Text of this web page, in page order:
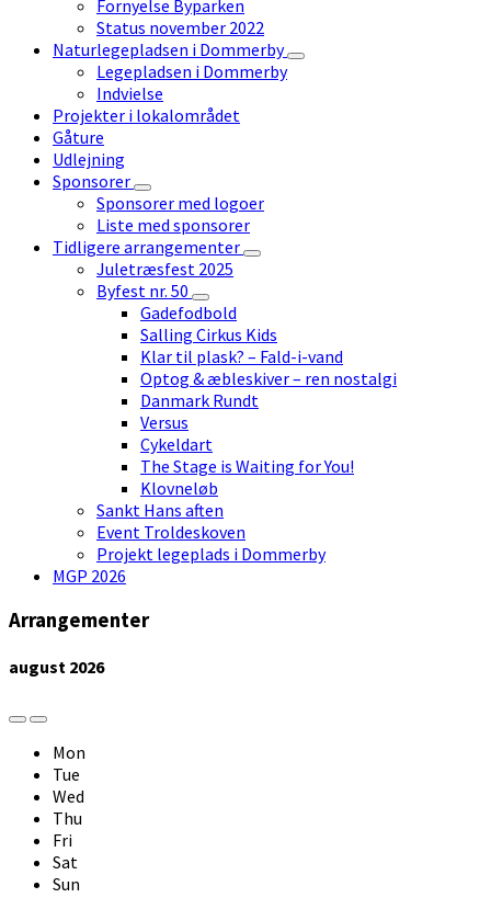
Fornyelse Byparken
Status november 2022
Naturlegepladsen i Dommerby
Legepladsen i Dommerby
Indvielse
Projekter i lokalområdet
Gåture
Udlejning
Sponsorer
Sponsorer med logoer
Liste med sponsorer
Tidligere arrangementer
Juletræsfest 2025
Byfest nr. 50
Gadefodbold
Salling Cirkus Kids
Klar til plask? – Fald-i-vand
Optog & æbleskiver – ren nostalgi
Danmark Rundt
Versus
Cykeldart
The Stage is Waiting for You!
Klovneløb
Sankt Hans aften
Event Troldeskoven
Projekt legeplads i Dommerby
MGP 2026
Arrangementer
august 2026
Previous
Month
Next
Month
Mon
Tue
Wed
Thu
Fri
Sat
Sun